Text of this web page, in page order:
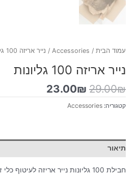
עמוד הבית /
Accessories / נייר אריזה 100 גליונות
נייר אריזה 100 גליונות
29.00₪
23.00₪
קטגוריה: Accessories
תיאור
חבילת 100 גליונות נייר אריזה לעיטוף כלי זכוכית חרסינה וקרמיקה.